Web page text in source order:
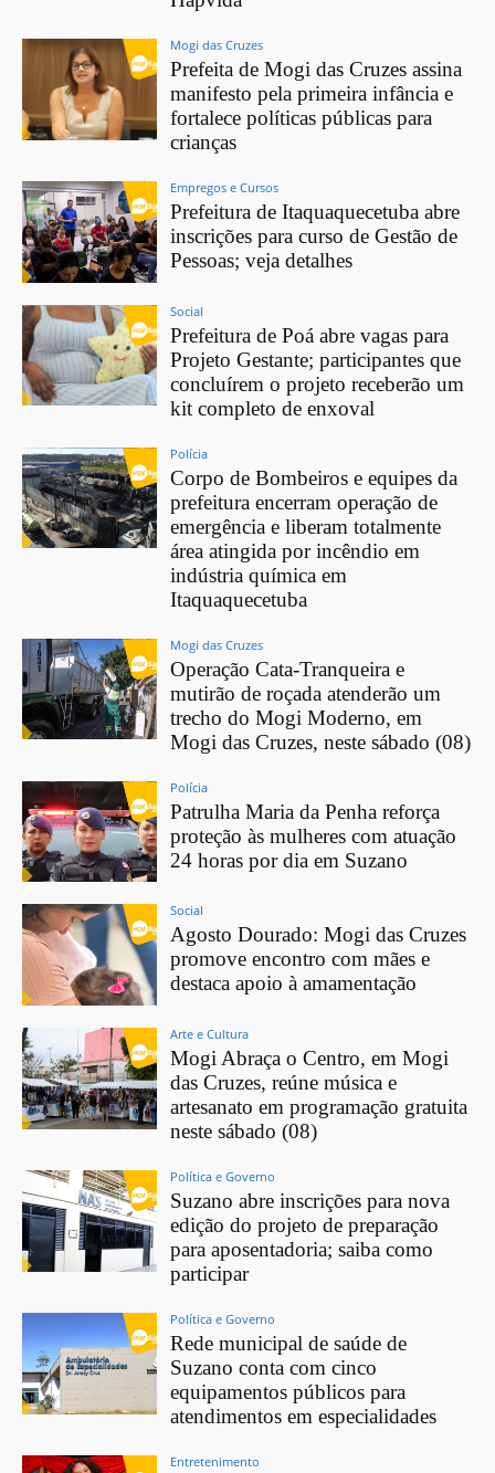
Mogi das Cruzes
Prefeita de Mogi das Cruzes assina
manifesto pela primeira infância e
fortalece políticas públicas para
crianças
Empregos e Cursos
Prefeitura de Itaquaquecetuba abre
inscrições para curso de Gestão de
Pessoas; veja detalhes
Social
Prefeitura de Poá abre vagas para
Projeto Gestante; participantes que
concluírem o projeto receberão um
kit completo de enxoval
Polícia
Corpo de Bombeiros e equipes da
prefeitura encerram operação de
emergência e liberam totalmente
área atingida por incêndio em
indústria química em
Itaquaquecetuba
Mogi das Cruzes
Operação Cata-Tranqueira e
mutirão de roçada atenderão um
trecho do Mogi Moderno, em
Mogi das Cruzes, neste sábado (08)
Polícia
Patrulha Maria da Penha reforça
proteção às mulheres com atuação
24 horas por dia em Suzano
Social
Agosto Dourado: Mogi das Cruzes
promove encontro com mães e
destaca apoio à amamentação
Arte e Cultura
Mogi Abraça o Centro, em Mogi
das Cruzes, reúne música e
artesanato em programação gratuita
neste sábado (08)
Política e Governo
Suzano abre inscrições para nova
edição do projeto de preparação
para aposentadoria; saiba como
participar
Política e Governo
Rede municipal de saúde de
Suzano conta com cinco
equipamentos públicos para
atendimentos em especialidades
Entretenimento